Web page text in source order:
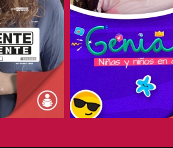
COMPARTIR